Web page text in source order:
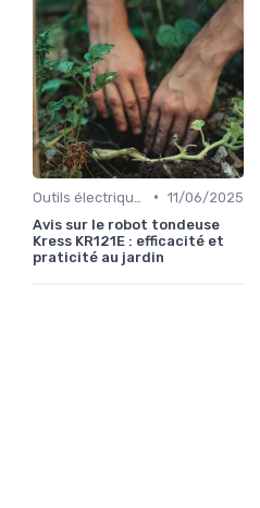
• 11/06/2025
Avis sur le robot tondeuse
Kress KR121E : efficacité et
praticité au jardin